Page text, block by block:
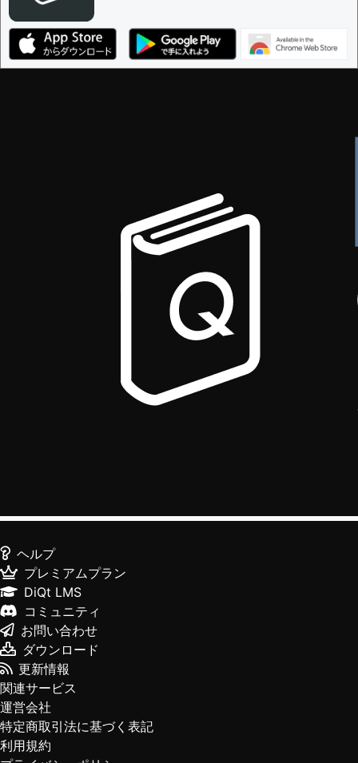
ヘルプ
プレミアムプラン
DiQt LMS
コミュニティ
お問い合わせ
ダウンロード
更新情報
関連サービス
運営会社
特定商取引法に基づく表記
利用規約